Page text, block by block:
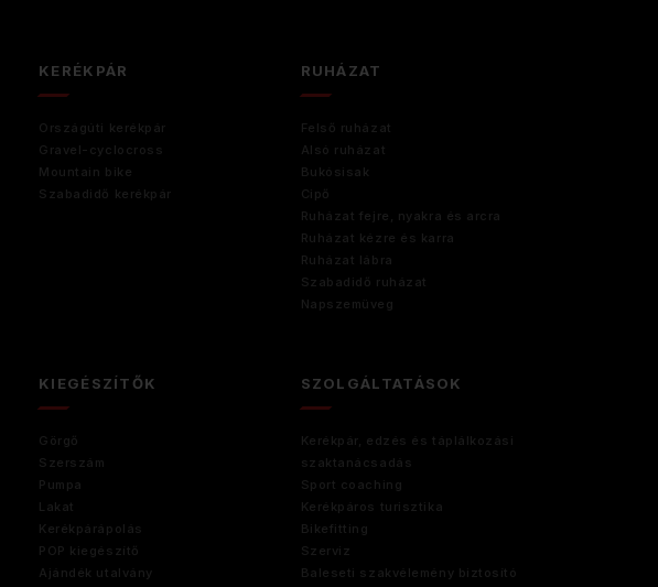
KERÉKPÁR
Országúti kerékpár
Gravel-cyclocross
Mountain bike
Szabadidő kerékpár
RUHÁZAT
Felső ruházat
Alsó ruházat
Bukósisak
Cipő
Ruházat fejre, nyakra és arcra
Ruházat kézre és karra
Ruházat lábra
Szabadidő ruházat
Napszemüveg
KIEGÉSZÍTŐK
Görgő
Szerszám
Pumpa
Lakat
Kerékpárápolás
POP kiegészítő
Ajándék utalvány
SZOLGÁLTATÁSOK
Kerékpár, edzés és táplálkozási
szaktanácsadás
Sport coaching
Kerékpáros turisztika
Bikefitting
Szerviz
Baleseti szakvélemény biztosító